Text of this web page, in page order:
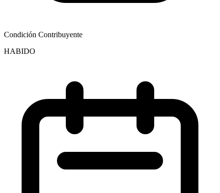
Condición Contribuyente
HABIDO